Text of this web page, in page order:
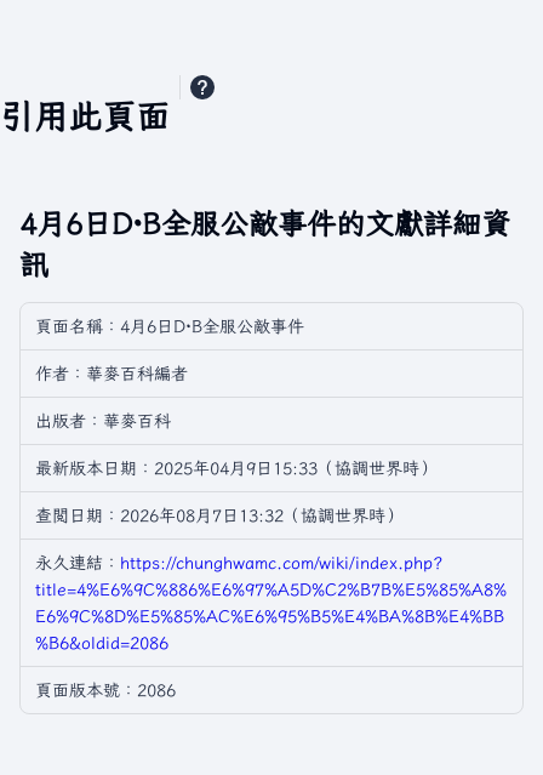
引用此頁面
4月6日D·B全服公敵事件的文獻詳細資
訊
頁面名稱：4月6日D·B全服公敵事件
作者：華麥百科編者
出版者：華麥百科
最新版本日期：2025年04月9日15:33（協調世界時）
查閲日期：2026年08月7日13:32（協調世界時）
永久連結： https://chunghwamc.com/wiki/index.php?
title=4%E6%9C%886%E6%97%A5D%C2%B7B%E5%85%A8%
E6%9C%8D%E5%85%AC%E6%95%B5%E4%BA%8B%E4%BB
%B6&oldid=2086
頁面版本號：2086